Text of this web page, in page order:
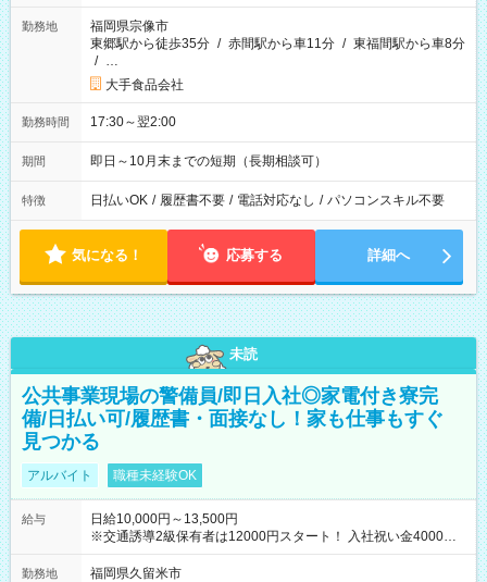
勤務地
福岡県宗像市
東郷駅から徒歩35分 / 赤間駅から車11分 / 東福間駅から車8分
/ …
大手食品会社
勤務時間 17:30～翌2:00
期間 即日～10月末までの短期（長期相談可）
特徴 日払いOK / 履歴書不要 / 電話対応なし / パソコンスキル不要
気になる！ 応募する 詳細へ
未読
公共事業現場の警備員/即日入社◎家電付き寮完
備/日払い可/履歴書・面接なし！家も仕事もすぐ
見つかる
アルバイト 職種未経験OK
給与
日給10,000円～13,500円
※交通誘導2級保有者は12000円スタート！ 入社祝い金4000円
【試用期間】試用期間なし
勤務地
福岡県久留米市